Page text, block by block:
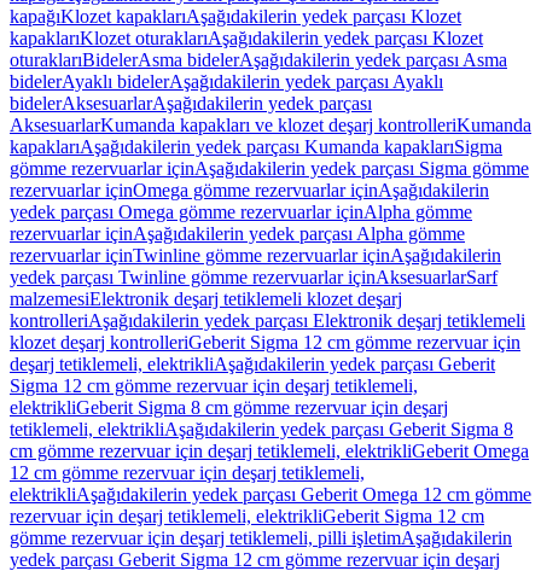
kapağıKlozet kapaklarıAşağıdakilerin yedek parçası Klozet
kapaklarıKlozet oturaklarıAşağıdakilerin yedek parçası Klozet
oturaklarıBidelerAsma bidelerAşağıdakilerin yedek parçası Asma
bidelerAyaklı bidelerAşağıdakilerin yedek parçası Ayaklı
bidelerAksesuarlarAşağıdakilerin yedek parçası
AksesuarlarKumanda kapakları ve klozet deşarj kontrolleriKumanda
kapaklarıAşağıdakilerin yedek parçası Kumanda kapaklarıSigma
gömme rezervuarlar içinAşağıdakilerin yedek parçası Sigma gömme
rezervuarlar içinOmega gömme rezervuarlar içinAşağıdakilerin
yedek parçası Omega gömme rezervuarlar içinAlpha gömme
rezervuarlar içinAşağıdakilerin yedek parçası Alpha gömme
rezervuarlar içinTwinline gömme rezervuarlar içinAşağıdakilerin
yedek parçası Twinline gömme rezervuarlar içinAksesuarlarSarf
malzemesiElektronik deşarj tetiklemeli klozet deşarj
kontrolleriAşağıdakilerin yedek parçası Elektronik deşarj tetiklemeli
klozet deşarj kontrolleriGeberit Sigma 12 cm gömme rezervuar için
deşarj tetiklemeli, elektrikliAşağıdakilerin yedek parçası Geberit
Sigma 12 cm gömme rezervuar için deşarj tetiklemeli,
elektrikliGeberit Sigma 8 cm gömme rezervuar için deşarj
tetiklemeli, elektrikliAşağıdakilerin yedek parçası Geberit Sigma 8
cm gömme rezervuar için deşarj tetiklemeli, elektrikliGeberit Omega
12 cm gömme rezervuar için deşarj tetiklemeli,
elektrikliAşağıdakilerin yedek parçası Geberit Omega 12 cm gömme
rezervuar için deşarj tetiklemeli, elektrikliGeberit Sigma 12 cm
gömme rezervuar için deşarj tetiklemeli, pilli işletimAşağıdakilerin
yedek parçası Geberit Sigma 12 cm gömme rezervuar için deşarj